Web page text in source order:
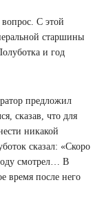
вопрос. С этой
старшины
и год
предложил
сказав, что для
никакой
сказал: «Скоро
смотрел… В
время после него